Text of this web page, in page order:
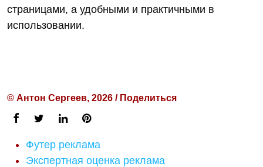
страницами, а удобными и практичными в
использовании.
© Антон Сергеев, 2026 / Поделиться
Футер реклама
Экспертная оценка реклама